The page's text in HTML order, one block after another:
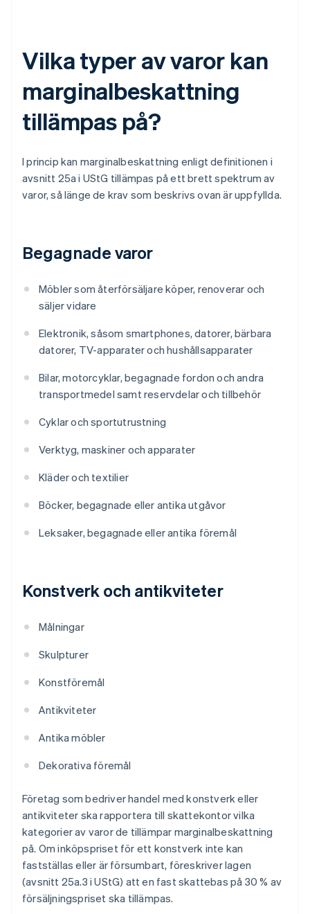
Vilka typer av varor kan
marginalbeskattning
tillämpas på?
I princip kan marginalbeskattning enligt definitionen i
avsnitt 25a i UStG tillämpas på ett brett spektrum av
varor, så länge de krav som beskrivs ovan är uppfyllda.
Begagnade varor
Möbler som återförsäljare köper, renoverar och
säljer vidare
Elektronik, såsom smartphones, datorer, bärbara
datorer, TV-apparater och hushållsapparater
Bilar, motorcyklar, begagnade fordon och andra
transportmedel samt reservdelar och tillbehör
Cyklar och sportutrustning
Verktyg, maskiner och apparater
Kläder och textilier
Böcker, begagnade eller antika utgåvor
Leksaker, begagnade eller antika föremål
Konstverk och antikviteter
Målningar
Skulpturer
Konstföremål
Antikviteter
Antika möbler
Dekorativa föremål
Företag som bedriver handel med konstverk eller
antikviteter ska rapportera till skattekontor vilka
kategorier av varor de tillämpar marginalbeskattning
på. Om inköpspriset för ett konstverk inte kan
fastställas eller är försumbart, föreskriver lagen
(avsnitt 25a.3 i UStG) att en fast skattebas på 30 % av
försäljningspriset ska tillämpas.